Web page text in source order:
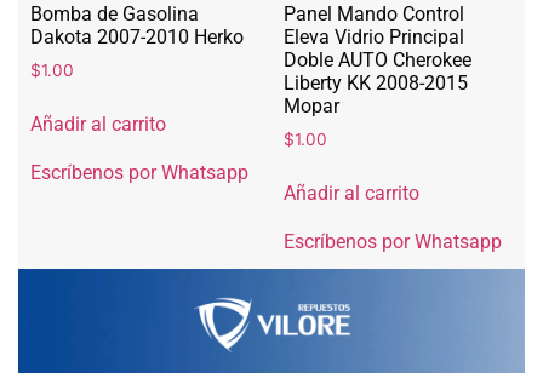
Bomba de Gasolina
Dakota 2007-2010 Herko
$1.00
Añadir al carrito
Escríbenos por Whatsapp
Panel Mando Control
Eleva Vidrio Principal
Doble AUTO Cherokee
Liberty KK 2008-2015
Mopar
$1.00
Añadir al carrito
Escríbenos por Whatsapp